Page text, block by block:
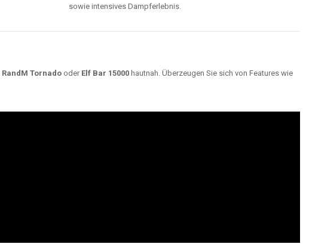
sowie intensives Dampferlebnis.
RandM Tornado oder Elf Bar 15000 hautnah. Überzeugen Sie sich von Features wie